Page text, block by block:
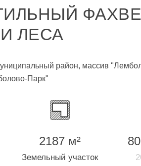
ЛЕСА
район, массив
Парк"
2187 м²
Земельный участок